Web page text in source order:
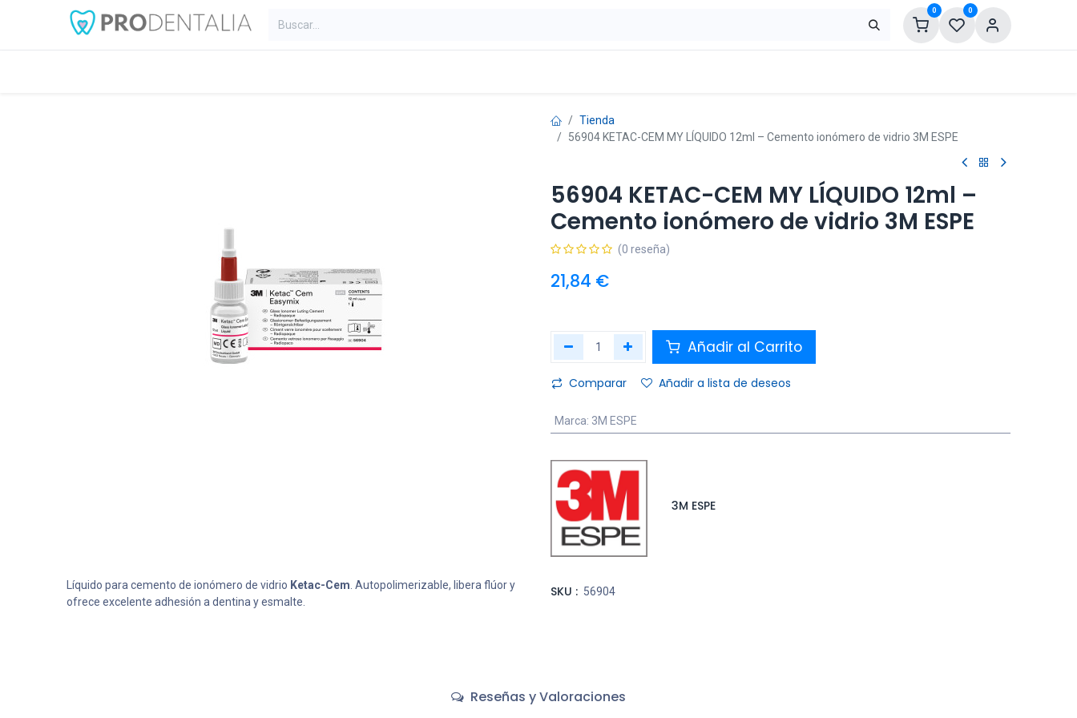
0 0
Líquido para cemento de ionómero de vidrio Ketac-Cem . Autopolimerizable, libera flúor y
ofrece excelente adhesión a dentina y esmalte.
Tienda
56904 KETAC-CEM MY LÍQUIDO 12ml – Cemento ionómero de vidrio 3M ESPE
56904 KETAC-CEM MY LÍQUIDO 12ml –
Cemento ionómero de vidrio 3M ESPE
(0 reseña)
21,84 €
Añadir al Carrito
Comparar Añadir a lista de deseos
Marca: 3M ESPE
3M ESPE
SKU : 56904
Reseñas y Valoraciones